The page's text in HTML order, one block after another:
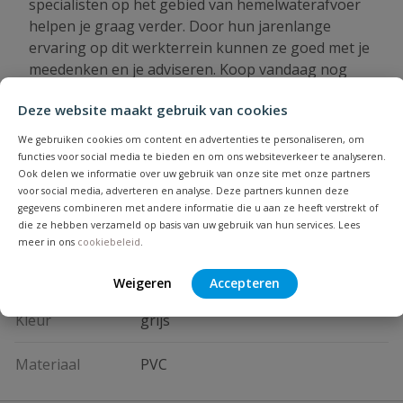
Deze website maakt gebruik van cookies
We gebruiken cookies om content en advertenties te personaliseren, om
functies voor social media te bieden en om ons websiteverkeer te analyseren.
Ook delen we informatie over uw gebruik van onze site met onze partners
voor social media, adverteren en analyse. Deze partners kunnen deze
gegevens combineren met andere informatie die u aan ze heeft verstrekt of
die ze hebben verzameld op basis van uw gebruik van hun services. Lees
meer in ons cookiebeleid
Weigeren Accepteren
specialisten op het gebied van hemelwaterafvoer
helpen je graag verder. Door hun jarenlange
ervaring op dit werkterrein kunnen ze goed met je
meedenken en je adviseren. Koop vandaag nog
PVCVoordeel: Beter en sneller dan zelf naar de
winkel!
Specificaties
Type aansluiting inwendig lijm
Kleur grijs
Materiaal PVC